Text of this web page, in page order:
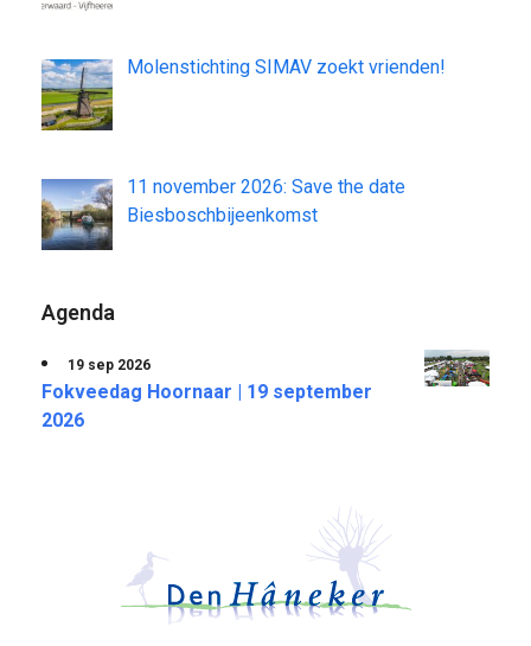
Molenstichting SIMAV zoekt vrienden!
11 november 2026: Save the date
Biesboschbijeenkomst
Agenda
19 sep 2026
Fokveedag Hoornaar | 19 september
2026